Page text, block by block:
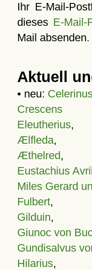
Ihr E-Mail-
dieses E-Mail-
Mail absenden.
Aktuell
• neu:
Crescens
Eleutherius,
Ælfleda,
Æthelred,
Eustachius
Miles Gerard
Fulbert,
Gilduin,
Giunoc von
Gundisalvus
Hilarius,